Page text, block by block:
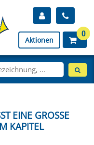
Aktionen
0
EINE GROSSE M
"